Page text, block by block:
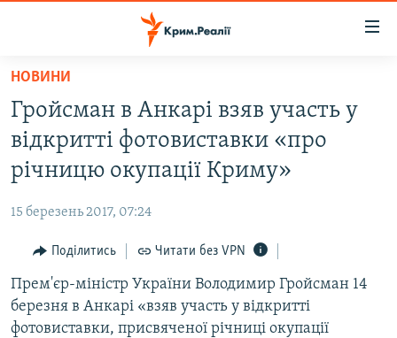
Перейти
основного
матеріалу
Перейти
до
основної
навігації
Перейти
пошуку
ВОДА.КРИМ
ВІДЕО ТА ФОТО
БЛОГИ
ПОГЛЯД
ІНТЕРВ'Ю
ВСЕ ЗА ДЕНЬ
НОВИНИ
Гройсман в Анкарі взяв участь у
відкритті фотовиставки «про
річницю окупації Криму»
15 березень 2017, 07:24
Поділитись Читати без VPN
Прем'єр-міністр України Володимир Гройсман 14
березня в Анкарі «взяв участь у відкритті
фотовиставки, присвяченої річниці окупації